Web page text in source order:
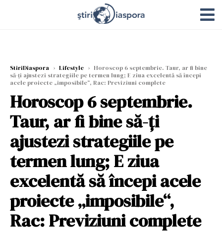
StiriDiaspora › Lifestyle › Horoscop 6 septembrie. Taur, ar fi bine
să-ți ajustezi strategiile pe termen lung; E ziua excelentă să începi
acele proiecte „imposibile“, Rac: Previziuni complete
Horoscop 6 septembrie.
Taur, ar fi bine să-ți
ajustezi strategiile pe
termen lung; E ziua
excelentă să începi acele
proiecte „imposibile“,
Rac: Previziuni complete